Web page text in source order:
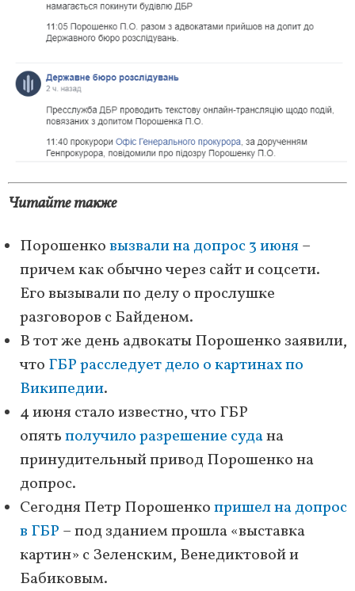
Читайте также
Порошенковызвали на допрос 3 июня–
причем как обычно через сайт и соцсети.
Его вызывали по делу о прослушке
разговоров с Байденом.
В тот же день адвокаты Порошенко заявили,
что ГБР расследует дело о картинах по
Википедии.
4 июня стало известно, что ГБР
опятьполучило разрешение судана
принудительный привод Порошенко на
допрос.
Сегодня Петр Порошенкопришел на допрос
в ГБР – под зданием прошла «выставка
картин» с Зеленским, Венедиктовой и
Бабиковым.